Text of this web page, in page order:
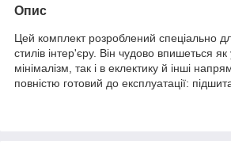
Опис
Цей комплект розроблений спеціально
стилів інтер'єру. Він чудово впишеться
мінімалізм, так і в еклектику й інші
повністю готовий до експлуатації: